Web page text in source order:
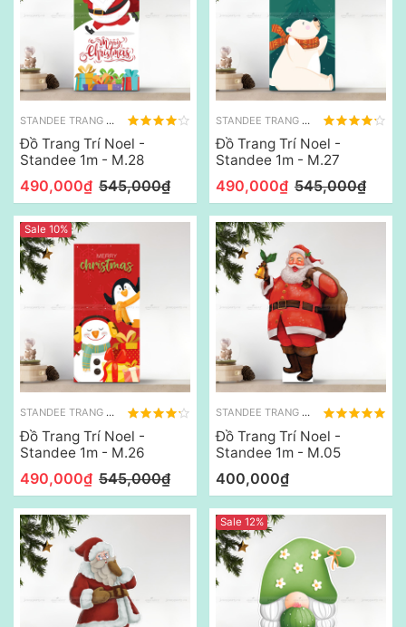
STANDEE TRANG TRÍ NOEL
Đồ Trang Trí Noel -
Standee 1m - M.28
490,000₫ 545,000₫
STANDEE TRANG TRÍ NOEL
Đồ Trang Trí Noel -
Standee 1m - M.27
490,000₫ 545,000₫
Sale 10%
STANDEE TRANG TRÍ NOEL
Đồ Trang Trí Noel -
Standee 1m - M.26
490,000₫ 545,000₫
STANDEE TRANG TRÍ NOEL
Đồ Trang Trí Noel -
Standee 1m - M.05
400,000₫
Sale 12%